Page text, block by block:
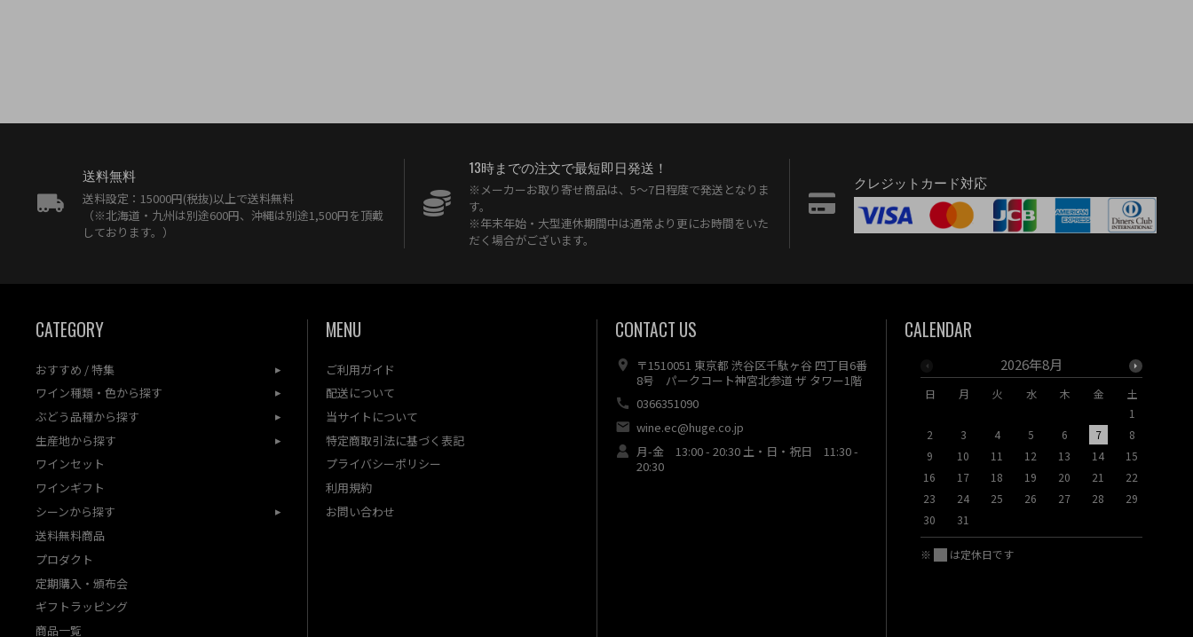
送料無料
送料設定：15000円(税抜)以上で送料無料
（※北海道・九州は別途600円、沖縄は別途1,500円を頂戴
しております。）
13時までの注文で最短即日発送！
※メーカーお取り寄せ商品は、5〜7日程度で発送となりま
す。
※年末年始・大型連休期間中は通常より更にお時間をいた
だく場合がございます。
クレジットカード対応
CATEGORY
おすすめ / 特集
ワイン種類・色から探す
ぶどう品種から探す
生産地から探す
ワインセット
ワインギフト
シーンから探す
送料無料商品
プロダクト
定期購入・頒布会
ギフトラッピング
商品一覧
MENU
ご利用ガイド
配送について
当サイトについて
特定商取引法に基づく表記
プライバシーポリシー
利用規約
お問い合わせ
CONTACT US
〒1510051 東京都 渋谷区千駄ヶ谷 四丁目6番
8号 パークコート神宮北参道 ザ タワー1階
0366351090
wine.ec@huge.co.jp
月-金 13:00 - 20:30 土・日・祝日 11:30 -
20:30
CALENDAR
2026年8月
日 月 火 水 木 金
土
1
2
3 4 5 6 7
8
9
10 11 12 13 14
15
16
17 18 19 20 21
22
23
24 25 26 27 28
29
30
31
※ は定休日です